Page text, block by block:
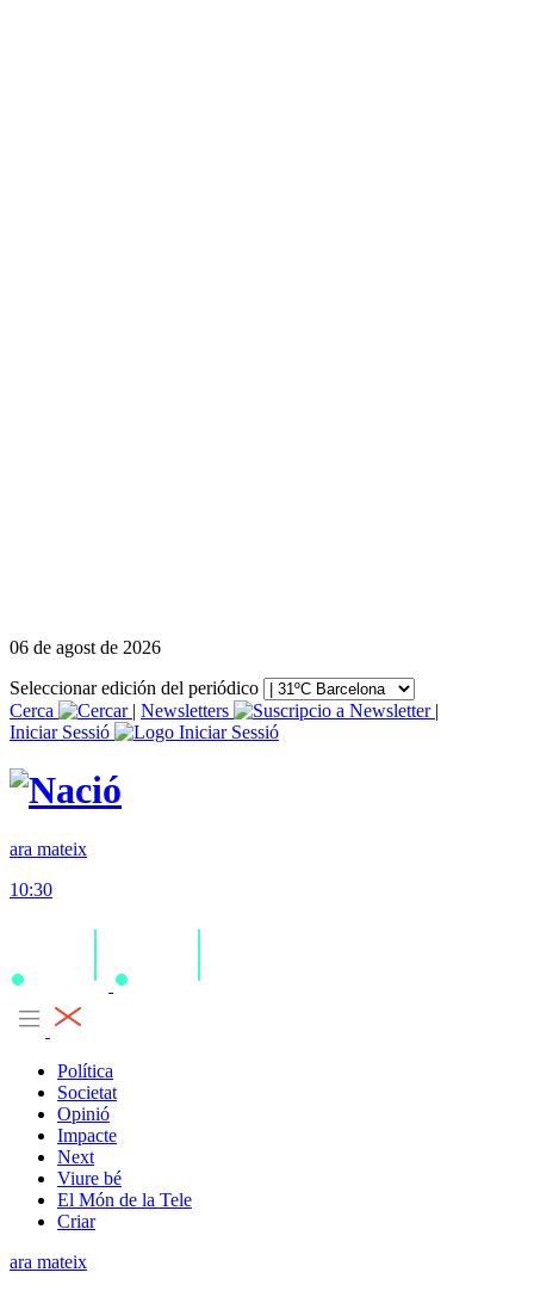
06 de agost de 2026
Seleccionar edición del periódico
Cerca
| Newsletters
|
Iniciar Sessió
ara mateix
10:30
Política
Societat
Opinió
Impacte
Next
Viure bé
El Món de la Tele
Criar
ara mateix